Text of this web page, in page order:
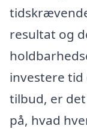
resultat og
investere
tilbud, er
på, hvad